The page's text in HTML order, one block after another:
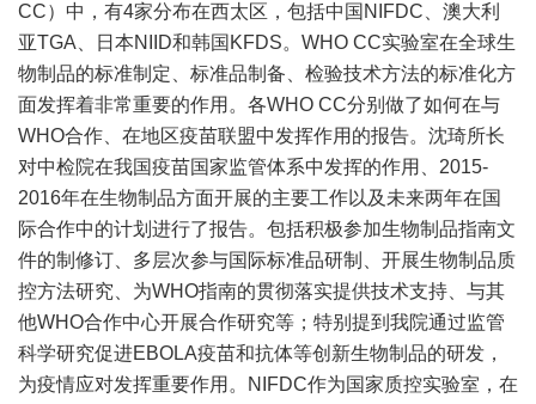
CC）中，有4家分布在西太区，包括中国NIFDC、澳大利
亚TGA、日本NIID和韩国KFDS。WHO CC实验室在全球生
物制品的标准制定、标准品制备、检验技术方法的标准化方
面发挥着非常重要的作用。各WHO CC分别做了如何在与
WHO合作、在地区疫苗联盟中发挥作用的报告。沈琦所长
对中检院在我国疫苗国家监管体系中发挥的作用、2015-
2016年在生物制品方面开展的主要工作以及未来两年在国
际合作中的计划进行了报告。包括积极参加生物制品指南文
件的制修订、多层次参与国际标准品研制、开展生物制品质
控方法研究、为WHO指南的贯彻落实提供技术支持、与其
他WHO合作中心开展合作研究等；特别提到我院通过监管
科学研究促进EBOLA疫苗和抗体等创新生物制品的研发，
为疫情应对发挥重要作用。NIFDC作为国家质控实验室，在